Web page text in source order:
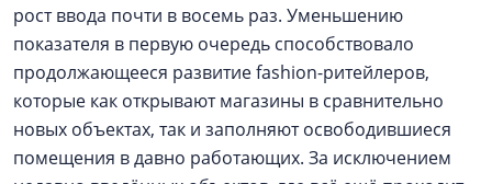
рост ввода почти в восемь раз. Уменьшению
показателя в первую очередь способствовало
продолжающееся развитие fashion-ритейлеров,
которые как открывают магазины в сравнительно
новых объектах, так и заполняют освободившиеся
помещения в давно работающих. За исключением